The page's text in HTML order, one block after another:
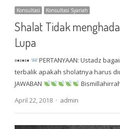
Konsultasi Konsultasi Syariah
Shalat Tidak
Lupa
▫▪▫▪▫▪
PERTANYAAN: Ustadz
terbalik apakah sholatnya harus
JAWABAN
April 22, 2018
Author
admin